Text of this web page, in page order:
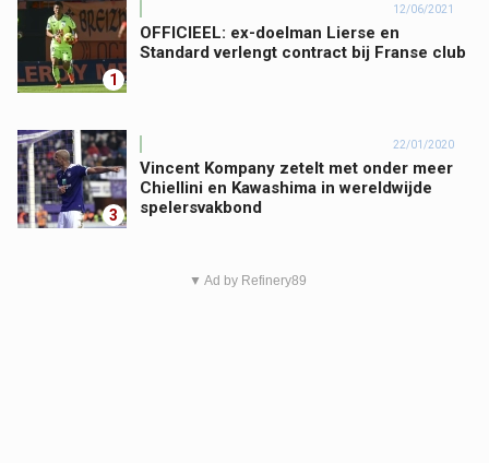
1
12/06/2021
OFFICIEEL: ex-doelman Lierse en
Standard verlengt contract bij Franse club
3
22/01/2020
Vincent Kompany zetelt met onder meer
Chiellini en Kawashima in wereldwijde
spelersvakbond
▼ Ad by Refinery89